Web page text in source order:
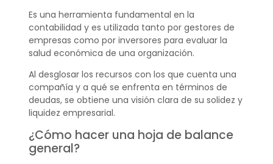
Es una herramienta fundamental en la
contabilidad y es utilizada tanto por gestores de
empresas como por inversores para evaluar la
salud económica de una organización.
Al desglosar los recursos con los que cuenta una
compañía y a qué se enfrenta en términos de
deudas, se obtiene una visión clara de su solidez y
liquidez empresarial.
¿Cómo hacer una hoja de balance
general?